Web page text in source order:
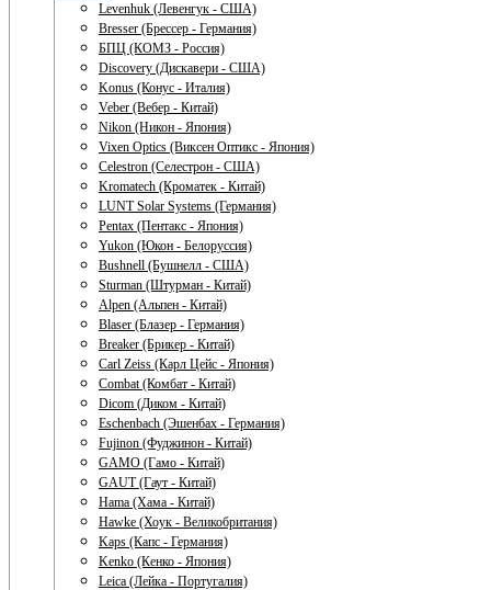
Levenhuk (Левенгук - США)
Bresser (Брессер - Германия)
БПЦ (КОМЗ - Россия)
Discovery (Дискавери - США)
Konus (Конус - Италия)
Veber (Вебер - Китай)
Nikon (Никон - Япония)
Vixen Optics (Виксен Оптикс - Япония)
Celestron (Селестрон - США)
Kromatech (Кроматек - Китай)
LUNT Solar Systems (Германия)
Pentax (Пентакс - Япония)
Yukon (Юкон - Белоруссия)
Bushnell (Бушнелл - США)
Sturman (Штурман - Китай)
Alpen (Альпен - Китай)
Blaser (Блазер - Германия)
Breaker (Брикер - Китай)
Carl Zeiss (Карл Цейс - Япония)
Combat (Комбат - Китай)
Dicom (Диком - Китай)
Eschenbach (Эшенбах - Германия)
Fujinon (Фуджинон - Китай)
GAMO (Гамо - Китай)
GAUT (Гаут - Китай)
Hama (Хама - Китай)
Hawke (Хоук - Великобритания)
Kaps (Капс - Германия)
Kenko (Кенко - Япония)
Leica (Лейка - Португалия)